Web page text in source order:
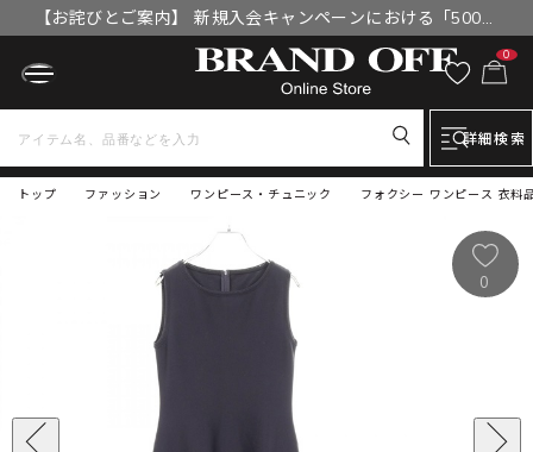
【お詫びとご案内】 新規入会キャンペーンにおける「500円
OFFクーポン」付与漏れと補填について
0
詳細検索
トップ フォクシー ワンピース 衣料
ファッション ワンピース・チュニック
0